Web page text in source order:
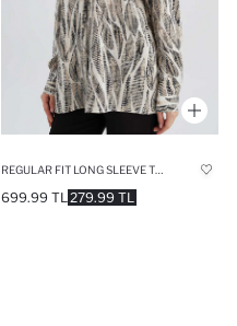
279.99 TL
699.99 TL